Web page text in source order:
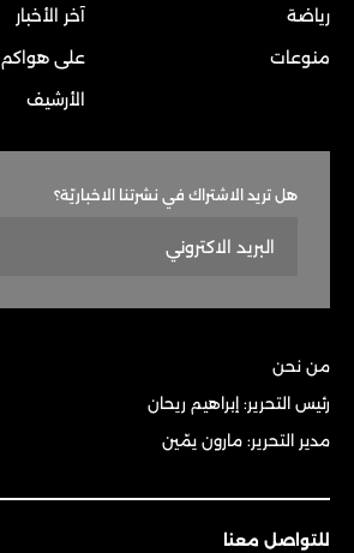
رياضة
منوعات
آخر الأخبار
على هواكم
الأرشيف
هل تريد الاشتراك في نشرتنا الاخباريّة؟
من نحن
رئيس التحرير: إبراهيم ريحان
مدير التحرير: مارون يمّين
للتواصل معنا